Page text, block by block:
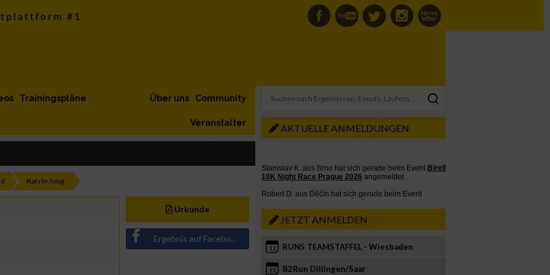
Trainingspläne Community
Über uns
Veranstalter
Katrin Jung
Urkunde
Ergebnis auf Facebook teilen
AKTUELLE ANMELDUNGEN
JETZT ANMELDEN
12 RUN5 TEAMSTAFFEL - Wiesbaden
13 B2Run Dillingen/Saar